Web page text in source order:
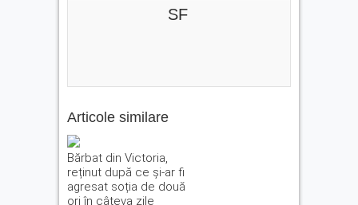
SF
Articole similare
Bărbat din Victoria,
reținut după ce și-ar fi
agresat soția de două
ori în câteva zile